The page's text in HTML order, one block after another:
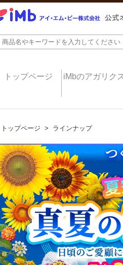
トップページ iMbのアガリクス
トップページ > ラインナップ